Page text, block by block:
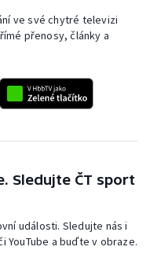
ve své chytré televizi
přenosy, články a
Sledujte ČT sport
události. Sledujte nás i
YouTube a buďte v obraze.